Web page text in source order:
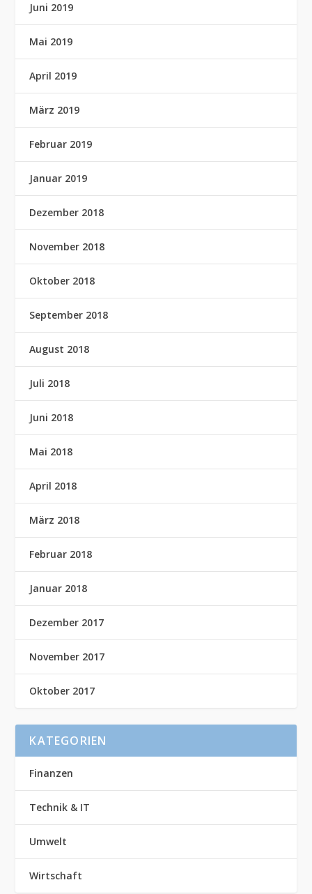
Juni 2019
Mai 2019
April 2019
März 2019
Februar 2019
Januar 2019
Dezember 2018
November 2018
Oktober 2018
September 2018
August 2018
Juli 2018
Juni 2018
Mai 2018
April 2018
März 2018
Februar 2018
Januar 2018
Dezember 2017
November 2017
Oktober 2017
KATEGORIEN
Finanzen
Technik & IT
Umwelt
Wirtschaft